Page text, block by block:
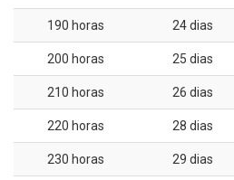
190 horas 24 dias
200 horas 25 dias
210 horas 26 dias
220 horas 28 dias
230 horas 29 dias